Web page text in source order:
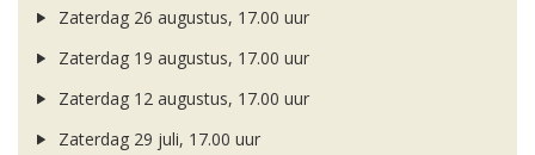
Zaterdag 26 augustus, 17.00 uur
Zaterdag 19 augustus, 17.00 uur
Zaterdag 12 augustus, 17.00 uur
Zaterdag 29 juli, 17.00 uur